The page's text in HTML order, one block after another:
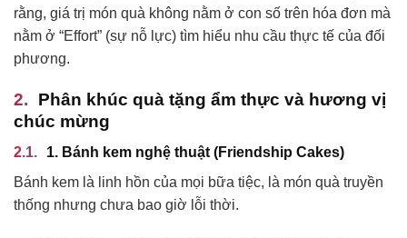
rằng, giá trị món quà không nằm ở con số trên hóa đơn mà
nằm ở “Effort” (sự nỗ lực) tìm hiểu nhu cầu thực tế của đối
phương.
Phân khúc quà tặng ẩm thực và hương vị
chúc mừng
1. Bánh kem nghệ thuật (Friendship Cakes)
Bánh kem là linh hồn của mọi bữa tiệc, là món quà truyền
thống nhưng chưa bao giờ lỗi thời.